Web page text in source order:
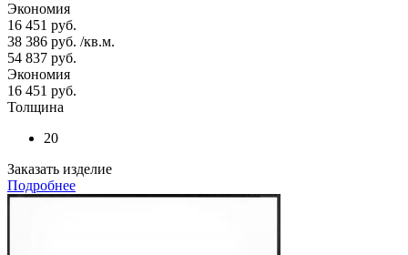
Экономия
16 451 руб.
38 386 руб. /кв.м.
54 837 руб.
Экономия
16 451 руб.
Толщина
20
Заказать изделие
Подробнее